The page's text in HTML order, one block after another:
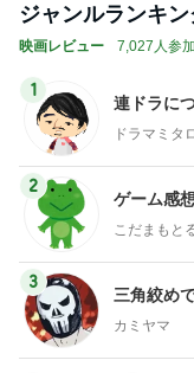
ジャンルランキン
映画レビュー 7,027人参
1
連ドラに
ドラマミタ
2
ゲーム感
こだまもと
3
三角絞め
カミヤマ